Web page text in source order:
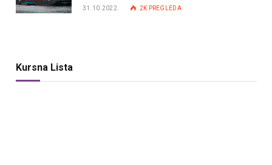
31.10.2022. 2K PREGLEDA
Kursna Lista